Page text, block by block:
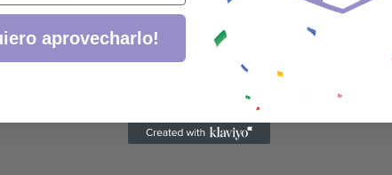
aprovecharlo!